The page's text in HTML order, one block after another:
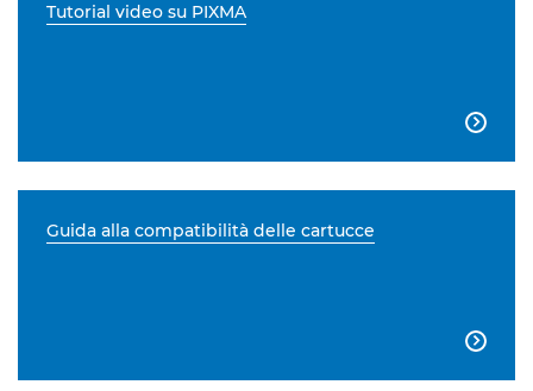
Tutorial video su PIXMA

Guida alla compatibilità delle cartucce
